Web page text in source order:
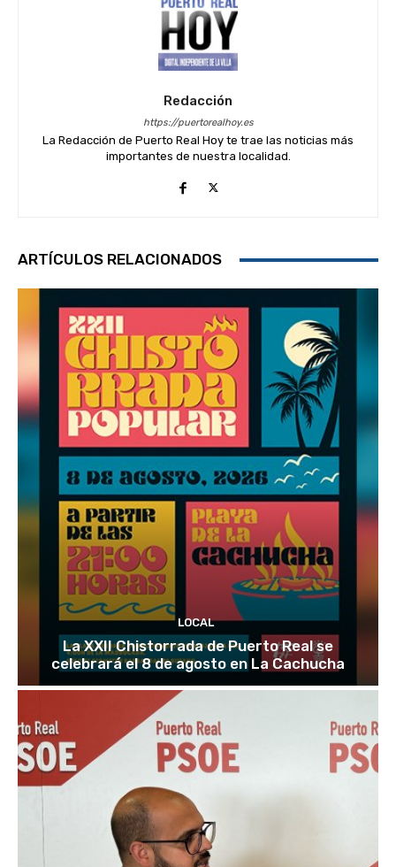
Redacción
https://puertorealhoy.es
La Redacción de Puerto Real Hoy te trae las noticias más
importantes de nuestra localidad.
ARTÍCULOS RELACIONADOS
LOCAL
La XXII Chistorrada de Puerto Real se
celebrará el 8 de agosto en La Cachucha